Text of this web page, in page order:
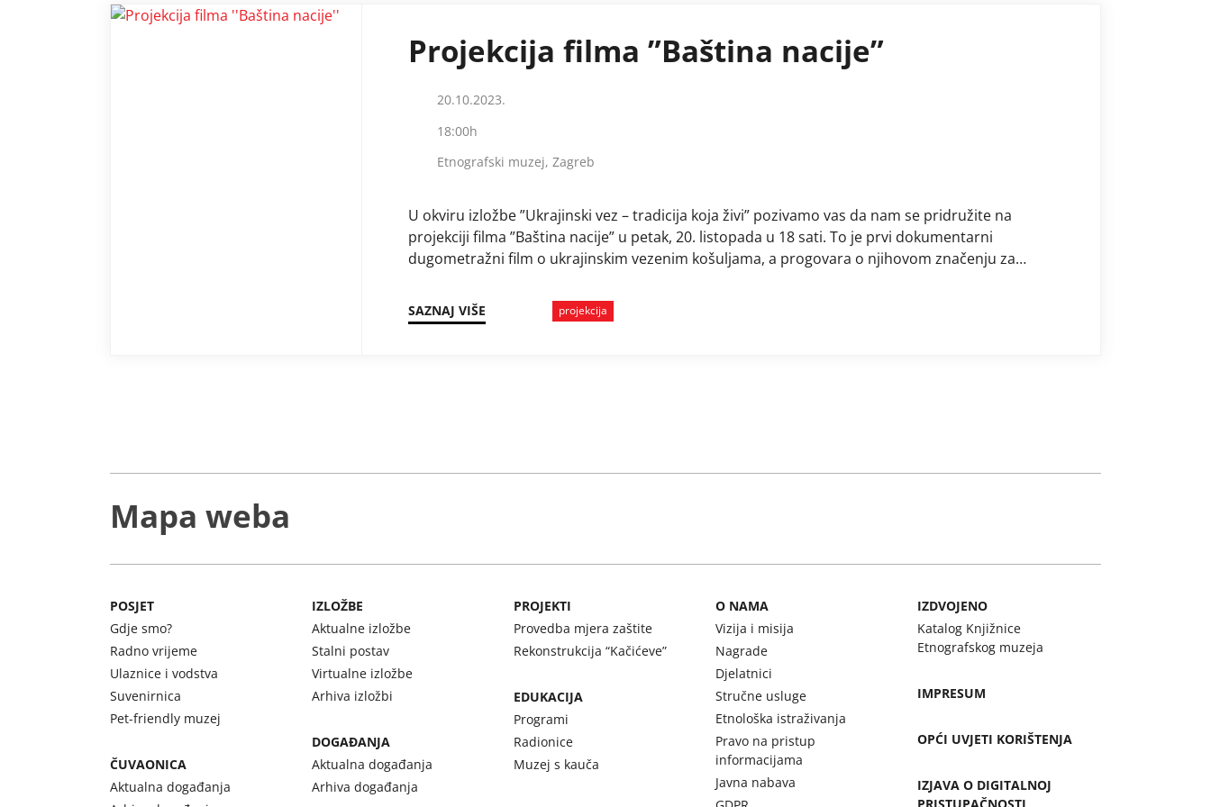
Projekcija filma ”Baština nacije”
20.10.2023.
18:00h
Etnografski muzej, Zagreb
U okviru izložbe ”Ukrajinski vez – tradicija koja živi” pozivamo vas da nam se pridružite na
projekciji filma ”Baština nacije” u petak, 20. listopada u 18 sati. To je prvi dokumentarni
dugometražni film o ukrajinskim vezenim košuljama, a progovara o njihovom značenju za
veza u različitim […] …
SAZNAJ VIŠE projekcija
Mapa weba
POSJET
Gdje smo?
Radno vrijeme
Ulaznice i vodstva
Suvenirnica
Pet-friendly muzej
ČUVAONICA
Aktualna događanja
IZLOŽBE
Aktualne izložbe
Stalni postav
Virtualne izložbe
Arhiva izložbi
DOGAĐANJA
Aktualna događanja
Arhiva događanja
PROJEKTI
Provedba mjera zaštite
Rekonstrukcija “Kačićeve”
EDUKACIJA
Programi
Radionice
Muzej s kauča
O NAMA
Vizija i misija
Nagrade
Djelatnici
Stručne usluge
Etnološka istraživanja
Pravo na pristup
informacijama
Javna nabava
IZDVOJENO
Katalog Knjižnice
Etnografskog muzeja
IMPRESUM
OPĆI UVJETI KORIŠTENJA
IZJAVA O DIGITALNOJ